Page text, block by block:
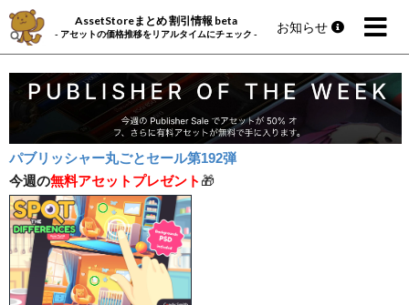
AssetStoreまとめ 割引情報 beta
- アセットの価格推移をリアルタイムにチェック - お知らせ
パブリッシャー丸ごとセール第192弾
今週の無料アセットプレゼント 🎁